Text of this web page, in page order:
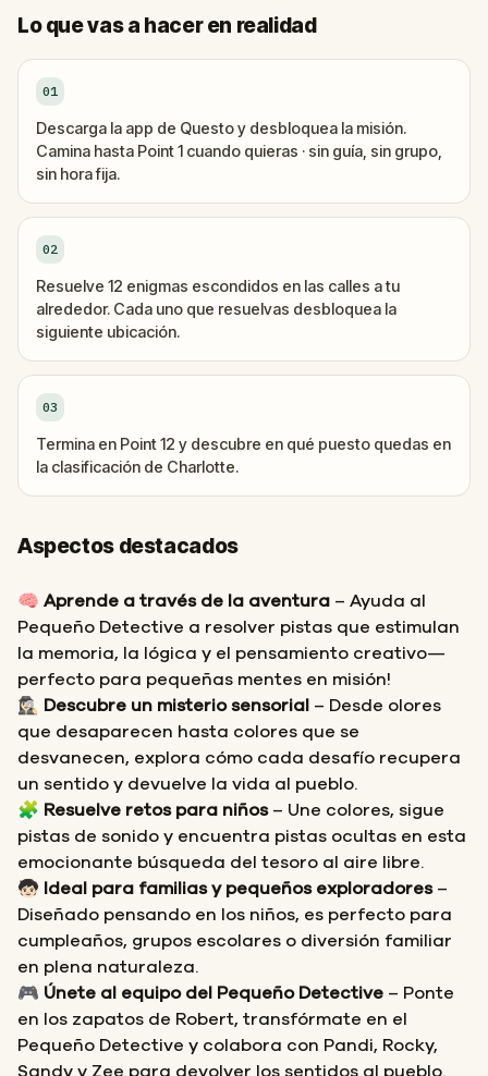
Lo que vas a hacer en realidad
01
Descarga la app de Questo y desbloquea la misión.
Camina hasta Point 1 cuando quieras · sin guía, sin grupo,
sin hora fija.
02
Resuelve 12 enigmas escondidos en las calles a tu
alrededor. Cada uno que resuelvas desbloquea la
siguiente ubicación.
03
Termina en Point 12 y descubre en qué puesto quedas en
la clasificación de Charlotte.
Aspectos destacados
🧠 Aprende a través de la aventura – Ayuda al
Pequeño Detective a resolver pistas que estimulan
la memoria, la lógica y el pensamiento creativo—
perfecto para pequeñas mentes en misión!
🕵🏻‍♀️ Descubre un misterio sensorial – Desde olores
que desaparecen hasta colores que se
desvanecen, explora cómo cada desafío recupera
un sentido y devuelve la vida al pueblo.
🧩 Resuelve retos para niños– Une colores, sigue
pistas de sonido y encuentra pistas ocultas en esta
emocionante búsqueda del tesoro al aire libre.
🧒🏻
Ideal para familias y pequeños exploradores–
Diseñado pensando en los niños, es perfecto para
cumpleaños, grupos escolares o diversión familiar
en plena naturaleza.
🎮 Únete al equipo del Pequeño Detective – Ponte
en los zapatos de Robert, transfórmate en el
Pequeño Detective y colabora con Pandi, Rocky,
Sandy y Zee para devolver los sentidos al pueblo.